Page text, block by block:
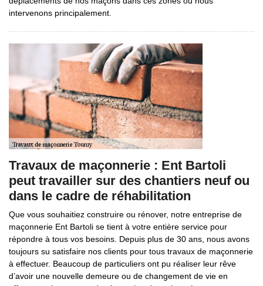
intervenons principalement.
Travaux de maçonnerie : Ent Bartoli
peut travailler sur des chantiers neuf ou
dans le cadre de réhabilitation
Que vous souhaitiez construire ou rénover, notre entreprise de
maçonnerie Ent Bartoli se tient à votre entière service pour
répondre à tous vos besoins. Depuis plus de 30 ans, nous avons
toujours su satisfaire nos clients pour tous travaux de maçonnerie
à effectuer. Beaucoup de particuliers ont pu réaliser leur rêve
d’avoir une nouvelle demeure ou de changement de vie en